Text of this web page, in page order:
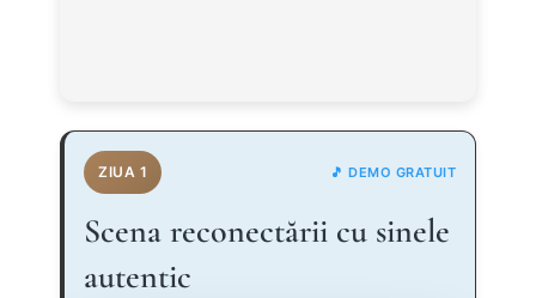
ZIUA 1 🎵 DEMO GRATUIT
Scena reconectării cu sinele
autentic